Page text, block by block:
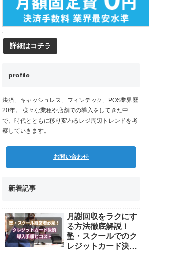
詳細はコチラ
profile
決済、キャッシュレス、フィンテック、POS業界歴
20年。 様々な業種や店舗での導入をしてきた中
で、時代とともに移り変わるレジ周辺トレンドを考
察していきます。
お問い合わせ
新着記事
月謝回収をラクにす
る方法徹底解説！
塾・スクールでのク
レジットカード決済